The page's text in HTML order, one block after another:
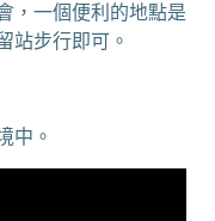
，一個便利的地點是
站步行即可。
中。